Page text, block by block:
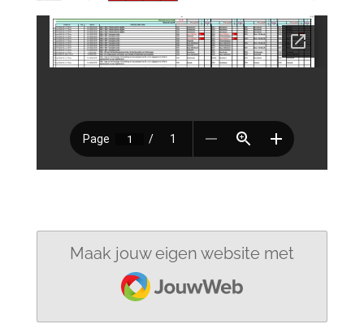
Maak jouw eigen website met
JouwWeb